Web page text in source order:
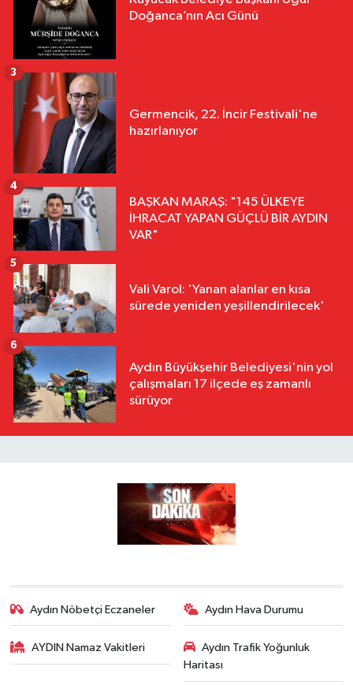
Doğanca’nın Acı Günü
Germencik, 22. İncir Festivali'ne
hazırlanıyor
3
BAŞKAN MARAŞ: "145 ÜLKEYE
İHRACAT YAPAN GÜÇLÜ BİR AYDIN
VAR"
4
Vali Varol: 'Yanan alanlar en kısa
sürede yeniden yeşillendirilecek'
5
Aydın Büyükşehir Belediyesi'nin yol
çalışmaları 17 ilçede eş zamanlı
sürüyor
6
Aydın Nöbetçi Eczaneler Aydın Hava Durumu
AYDIN Namaz Vakitleri
Aydın Trafik Yoğunluk
Haritası